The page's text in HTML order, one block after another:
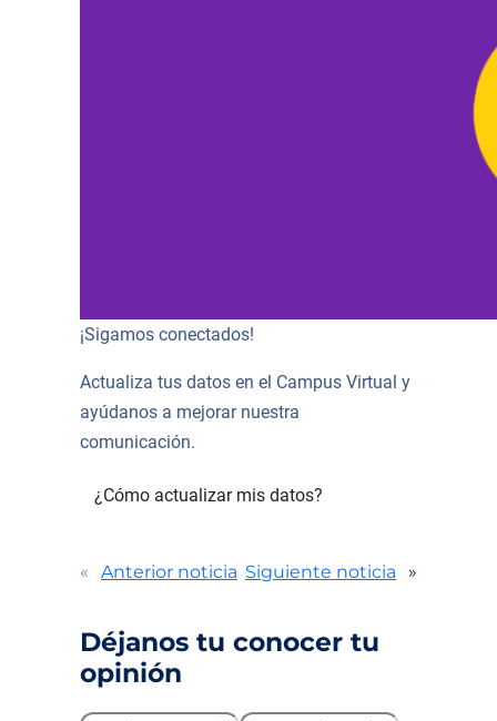
¡Sigamos conectados!
Actualiza tus datos en el Campus Virtual y
ayúdanos a mejorar nuestra
comunicación.
¿Cómo actualizar mis datos?
« Anterior noticia Siguiente noticia »
Déjanos tu conocer tu
opinión